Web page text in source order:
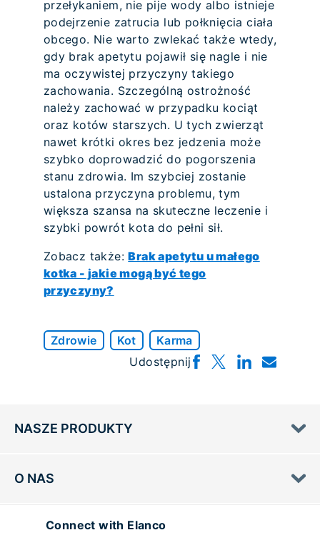
przełykaniem, nie pije wody albo istnieje
podejrzenie zatrucia lub połknięcia ciała
obcego. Nie warto zwlekać także wtedy,
gdy brak apetytu pojawił się nagle i nie
ma oczywistej przyczyny takiego
zachowania. Szczególną ostrożność
należy zachować w przypadku kociąt
oraz kotów starszych. U tych zwierząt
nawet krótki okres bez jedzenia może
szybko doprowadzić do pogorszenia
stanu zdrowia. Im szybciej zostanie
ustalona przyczyna problemu, tym
większa szansa na skuteczne leczenie i
szybki powrót kota do pełni sił.
Zobacz także:Brak apetytu u małego
kotka - jakie mogą być tego
przyczyny?
Zdrowie Kot
Karma
Udostępnij
NASZE PRODUKTY
O NAS
Connect with Elanco